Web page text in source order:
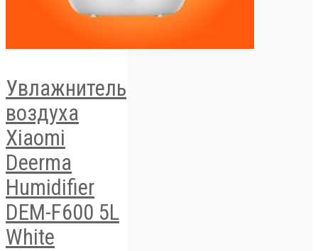
Увлажнитель
воздуха
Xiaomi
Deerma
Humidifier
DEM-F600 5L
White